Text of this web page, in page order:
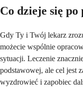
Co dzieje się
Gdy Ty i Twój lekarz
możecie wspólnie
sytuacji. Leczenie
podstawowej, ale cel jest
wyzdrowieć i zapobiec